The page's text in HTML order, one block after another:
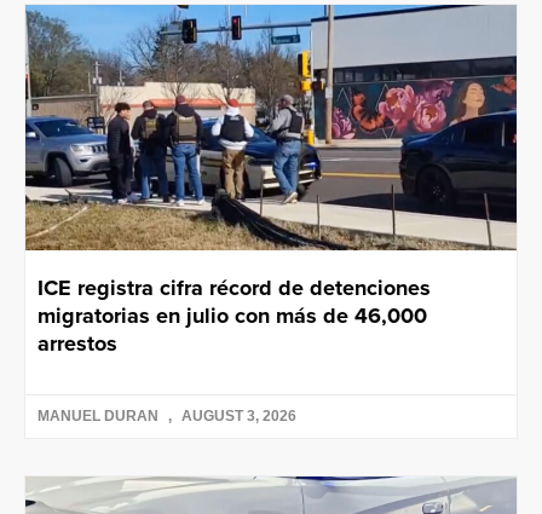
ICE registra cifra récord de detenciones
migratorias en julio con más de 46,000
arrestos
MANUEL DURAN AUGUST 3, 2026